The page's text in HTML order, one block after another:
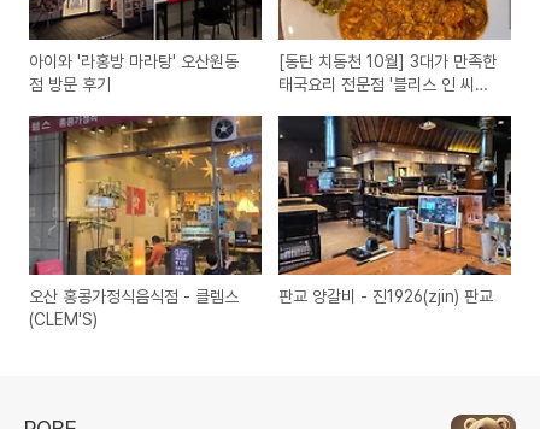
아이와 '라홍방 마라탕' 오산원동
점 방문 후기
[동탄 치동천 10월] 3대가 만족한
태국요리 전문점 '블리스 인 씨암'
오산 홍콩가정식음식점 - 클렘스
(CLEM'S)
판교 양갈비 - 진1926(zjin) 판교